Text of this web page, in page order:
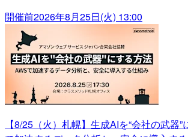
開催前2026年8月25日(火) 13:00
【8/25（火）札幌】生成AIを“会社の武器